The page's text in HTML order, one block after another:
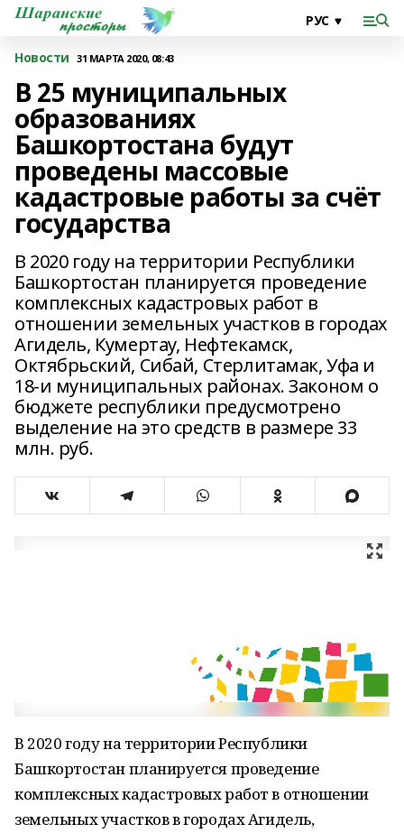
Новости 31 МАРТА 2020, 08:43
В 25 муниципальных
образованиях
Башкортостана будут
проведены массовые
кадастровые работы за счёт
государства
В 2020 году на территории Республики
Башкортостан планируется проведение
комплексных кадастровых работ в
отношении земельных участков в городах
Агидель, Кумертау, Нефтекамск,
Октябрьский, Сибай, Стерлитамак, Уфа и
18-и муниципальных районах. Законом о
бюджете республики предусмотрено
выделение на это средств в размере 33
млн. руб.
В 2020 году на территории Республики
Башкортостан планируется проведение
комплексных кадастровых работ в отношении
земельных участков в городах Агидель,